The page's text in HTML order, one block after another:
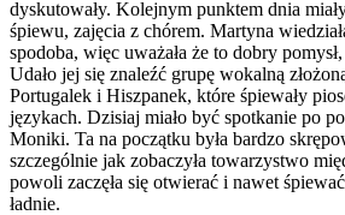
dyskutowały. Kolejnym punktem dnia
śpiewu, zajęcia z chórem. Martyna
spodoba, więc uważała że to dobry
Udało jej się znaleźć grupę wokalną
Portugalek i Hiszpanek, które śpiewały
językach. Dzisiaj miało być spotkanie po
Moniki. Ta na początku była bardzo
szczególnie jak zobaczyła towarzystwo
powoli zaczęła się otwierać i nawet
ładnie.